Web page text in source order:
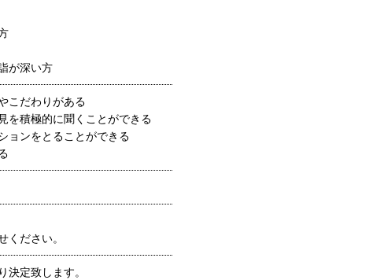
が深い方
こだわりがある
を積極的に聞くことができる
ョンをとることができる
ださい。
定致します。